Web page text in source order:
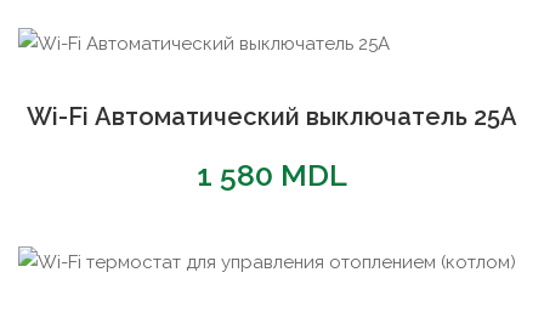
Wi-Fi Автоматический выключатель 25А
1 580 MDL